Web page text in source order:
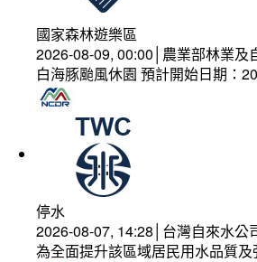
國家森林遊樂區
2026-08-09, 00:00│農業部林業及
白海豚颱風休園 預計開始日期：
停水
2026-08-07, 14:28│台灣自來水公
為全面提升該區域居民用水品質